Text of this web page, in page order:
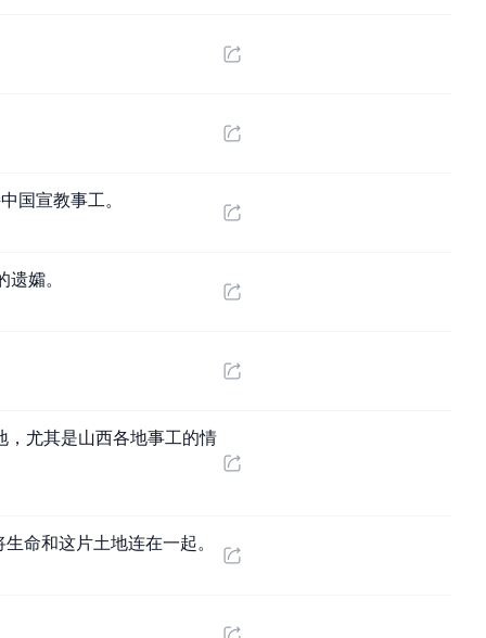
国宣教事工。
孀。
尤其是山西各地事工的情
命和这片土地连在一起。